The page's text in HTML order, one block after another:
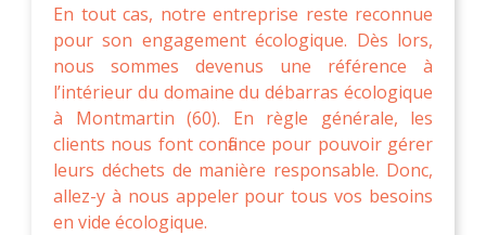
En tout cas, notre entreprise reste reconnue
pour son engagement écologique. Dès lors,
nous sommes devenus une référence à
l’intérieur du domaine du débarras écologique
à Montmartin (60). En règle générale, les
clients nous font confiance pour pouvoir gérer
leurs déchets de manière responsable. Donc,
allez-y à nous appeler pour tous vos besoins
en vide écologique.